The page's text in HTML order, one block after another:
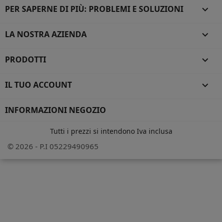
PER SAPERNE DI PIÙ: PROBLEMI E SOLUZIONI 
LA NOSTRA AZIENDA 
PRODOTTI 
IL TUO ACCOUNT 
INFORMAZIONI NEGOZIO
Tutti i prezzi si intendono Iva inclusa
© 2026 - P.I 05229490965